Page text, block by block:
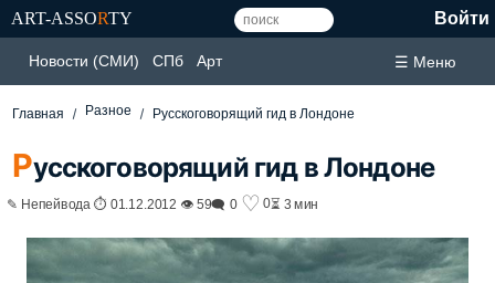
ART-ASSORTY Войти
Новости (СМИ) СПб Арт ☰ Меню
Главная Разное Русскоговорящий гид в Лондоне
Русскоговорящий гид в Лондоне
✎ Непейвода ⏱ 01.12.2012 👁 59🗨 0 ♡ 0⏳ 3 мин